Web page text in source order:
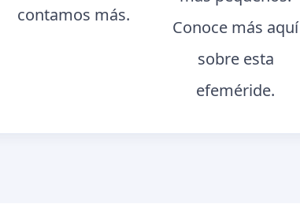
contamos más.
Conoce más aquí
sobre esta
efeméride.